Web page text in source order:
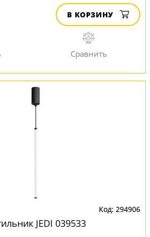
В КОРЗИНУ
294906
JEDI 039533